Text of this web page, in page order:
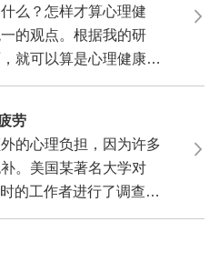
么？怎样才算心理健
的观点。根据我的研
就可以算是心理健康
劳
的心理负担，因为许多
。美国某著名大学对
的工作者进行了调查，